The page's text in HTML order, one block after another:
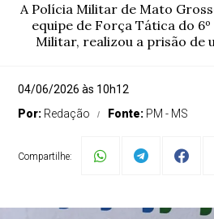
A Polícia Militar de Mato
equipe de Força Tática do
Militar, realizou a prisão de
04/06/2026 às 10h12
Por: Redação Fonte: PM - MS
Compartilhe: